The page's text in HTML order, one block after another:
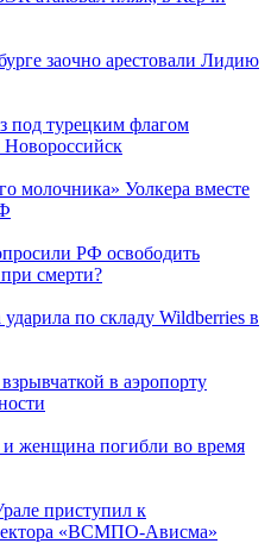
заочно арестовали Лидию
под турецким флагом
молочника» Уолкера вместе
РФ освободить
смерти?
по складу Wildberries в
в аэропорту
и женщина погибли во время
приступил к
«ВСМПО-Ависма»